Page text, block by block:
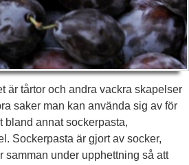
är tårtor och andra vackra skapelser
saker man kan använda sig av för
bland annat sockerpasta,
Sockerpasta är gjort av socker,
samman under upphettning så att